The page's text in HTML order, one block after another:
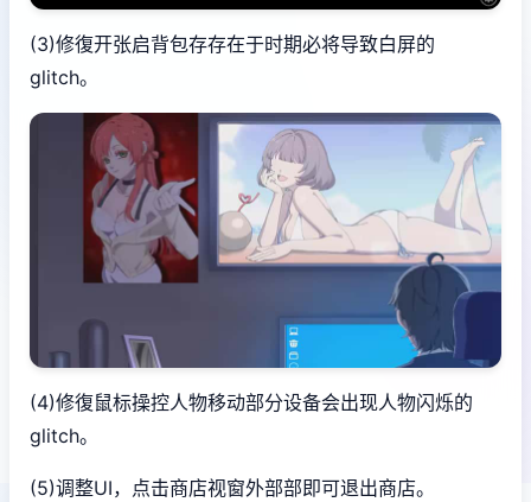
(3)修復开张启背包存存在于时期必将导致白屏的
glitch。
(4)修復鼠标操控人物移动部分设备会出现人物闪烁的
glitch。
(5)调整UI，点击商店视窗外部部即可退出商店。